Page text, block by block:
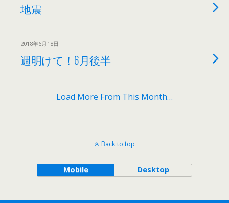
地震
2018年6月18日
週明けて！6月後半
Load More From This Month…
Back to top
Mobile Desktop